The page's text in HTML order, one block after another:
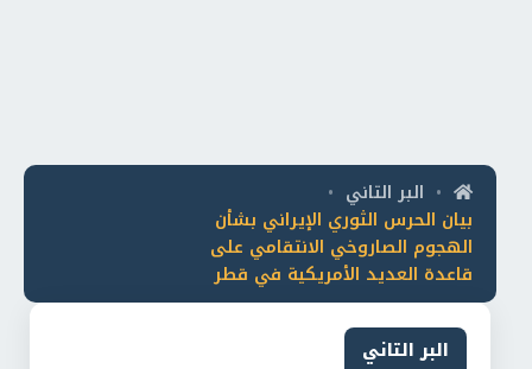
• البر التاني •
بيان الحرس الثوري الإيراني بشأن
الهجوم الصاروخي الانتقامي على
قاعدة العديد الأمريكية في قطر
البر التاني